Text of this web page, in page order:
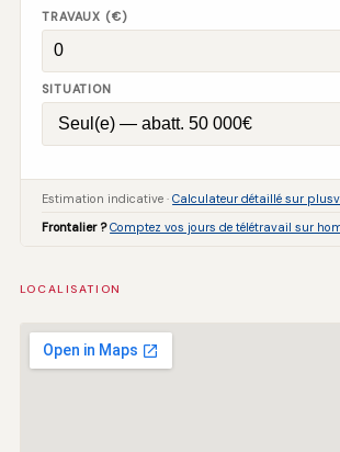
TRAVAUX (€)
SITUATION
Estimation indicative ·Calculateur détaillé sur
Frontalier ? Comptez vos jours de télétravail sur
LOCALISATION